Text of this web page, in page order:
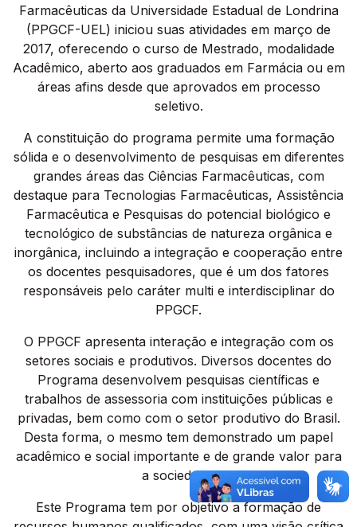
Farmacêuticas da Universidade Estadual de Londrina
(PPGCF-UEL) iniciou suas atividades em março de
2017, oferecendo o curso de Mestrado, modalidade
Acadêmico, aberto aos graduados em Farmácia ou em
áreas afins desde que aprovados em processo
seletivo.
A constituição do programa permite uma formação
sólida e o desenvolvimento de pesquisas em diferentes
grandes áreas das Ciências Farmacêuticas, com
destaque para Tecnologias Farmacêuticas, Assistência
Farmacêutica e Pesquisas do potencial biológico e
tecnológico de substâncias de natureza orgânica e
inorgânica, incluindo a integração e cooperação entre
os docentes pesquisadores, que é um dos fatores
responsáveis pelo caráter multi e interdisciplinar do
PPGCF.
O PPGCF apresenta interação e integração com os
setores sociais e produtivos. Diversos docentes do
Programa desenvolvem pesquisas científicas e
trabalhos de assessoria com instituições públicas e
privadas, bem como com o setor produtivo do Brasil.
Desta forma, o mesmo tem demonstrado um papel
acadêmico e social importante e de grande valor para
a sociedade.
Este Programa tem por objetivo a formação de